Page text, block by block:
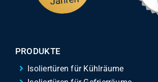
PRODUKTE
Isoliertüren für Kühlräume